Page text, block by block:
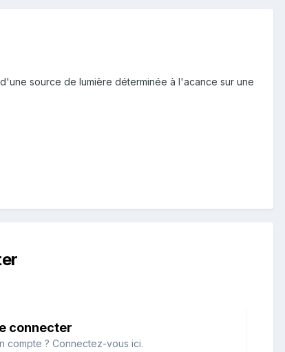
source de lumière déterminée à l'acance sur une
connecter
compte ? Connectez-vous ici.